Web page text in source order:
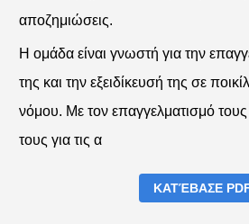
αποζημιώσεις.
Η ομάδα είναι γνωστή για την
της και την εξειδίκευσή της σε
νόμου. Με τον επαγγελματισμό τους
τους για τις α
ΚΑΤΈΒΑΣΕ